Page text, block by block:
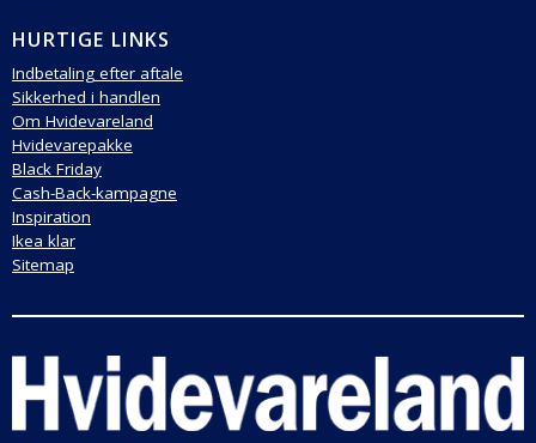
HURTIGE LINKS
Indbetaling efter aftale
Sikkerhed i handlen
Om Hvidevareland
Hvidevarepakke
Black Friday
Cash-Back-kampagne
Inspiration
Ikea klar
Sitemap